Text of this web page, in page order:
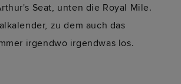
Seat, unten die Royal Mile.
zu dem auch das
irgendwo irgendwas los.